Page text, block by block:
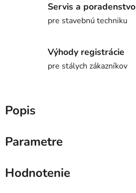
Servis a poradenstvo
pre stavebnú techniku
Výhody registrácie
pre stálych zákazníkov
Popis
Parametre
Hodnotenie